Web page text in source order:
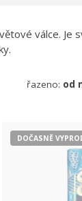
válce. Je
řazeno: od
DOČASNĚ